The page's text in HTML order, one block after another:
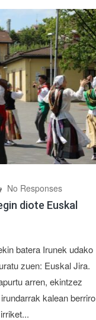
No Responses
diote Euskal
batera Irunek udako
zuen: Euskal Jira.
arren, ekintzez
kalean berriro